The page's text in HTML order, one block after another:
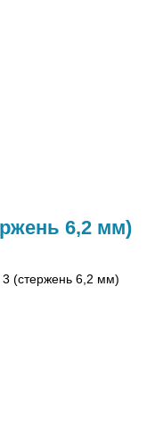
6,2 мм)
3 (стержень 6,2 мм)